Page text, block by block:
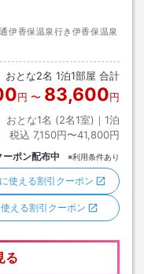
伊香保温泉行き伊香保温泉
おとな2名 1泊1部屋 合計
円 〜 83,600円
おとな1名 (2名1室)｜ 1泊
税込 7,150円〜41,800円
ーポン配布中 ※利用条件あり
使える割引クーポン
える割引クーポン
る